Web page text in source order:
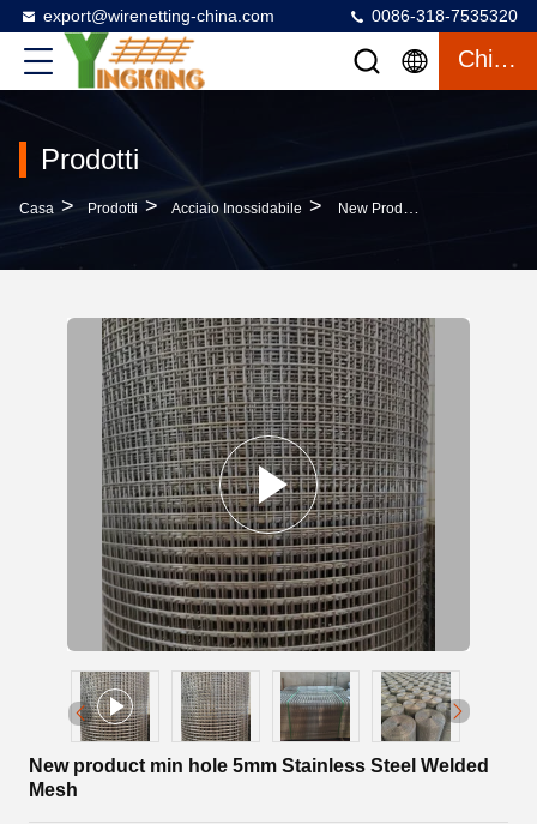
export@wirenetting-china.com 0086-318-7535320
Chiacchierata
Prodotti
Casa > Prodotti > Acciaio Inossidabile > New Product Min Hole 5mm Stainless Steel Welded Mesh
New product min hole 5mm Stainless Steel Welded
Mesh